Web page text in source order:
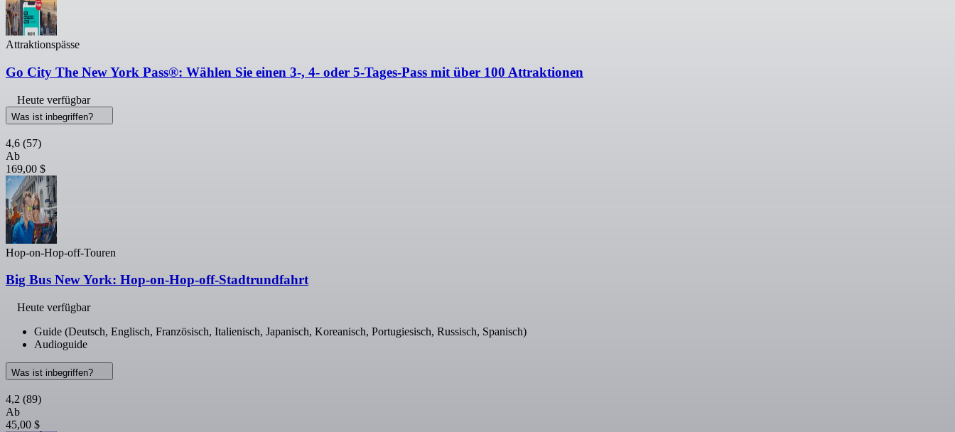
Attraktionspässe
Go City The New York Pass®: Wählen Sie einen 3-, 4- oder 5-Tages-Pass mit über 100 Attraktionen
Heute verfügbar
Was ist inbegriffen?
4,6 (57)
Ab
169,00 $
Hop-on-Hop-off-Touren
Big Bus New York: Hop-on-Hop-off-Stadtrundfahrt
Heute verfügbar
Guide (Deutsch, Englisch, Französisch, Italienisch, Japanisch, Koreanisch, Portugiesisch, Russisch, Spanisch)
Audioguide
Was ist inbegriffen?
4,2 (89)
Ab
45,00 $